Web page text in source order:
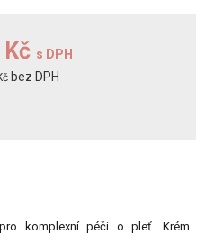
s DPH
bez DPH
komplexní péči o pleť. Krém